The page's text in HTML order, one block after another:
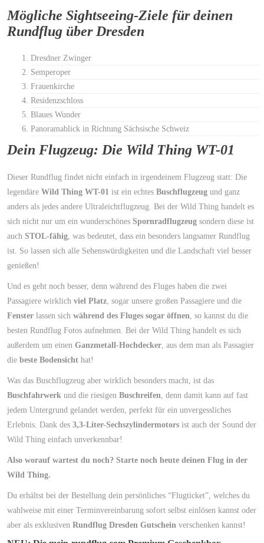
Mögliche Sightseeing-Ziele für deinen
Rundflug über Dresden
Dresdner Zwinger
Semperoper
Frauenkirche
Residenzschloss
Blaues Wunder
Panoramablick in Richtung Sächsische Schweiz
Dein Flugzeug: Die Wild Thing WT-01
Dieser Rundflug findet nicht einfach in irgendeinem Flugzeug statt:Die
legendäreWild Thing WT-01 ist ein echtesBuschflugzeug und ganz
anders als jedes andere Ultraleichtflugzeug. Bei der Wild Thing handelt es
sich nicht nur um ein wunderschönesSpornradflugzeug sondern diese ist
auchSTOL-fähig, was bedeutet, dass ein besonders langsamer Rundflug
ist. So lassen sich alle Sehenswürdigkeiten und die Landschaft viel besser
genießen!
Und es geht noch besser, denn während des Fluges haben die zwei
Passagiere wirklichviel Platz, sogar unsere großen Passagiere und die
Fenster lassen sichwährend des Fluges sogar öffnen, so kannst du die
besten Rundflug Fotos aufnehmen. Bei der Wild Thing handelt es sich
außerdem um einenGanzmetall-Hochdecker, aus dem man als Passagier
diebeste Bodensicht hat!
Was das Buschflugzeug aber wirklich besonders macht, ist das
Buschfahrwerkund die riesigen Buschreifen, denn damit kann auf fast
jedem Untergrund gelandet werden, perfekt für ein unvergessliches
Erlebnis. Dank des3,3-Liter-Sechszylindermotors ist auch der Sound der
Wild Thing einfach unverkennbar!
Also worauf wartest du noch? Starte noch heute deinen Flug in der
Wild Thing.
Du erhältst bei der Bestellung dein persönliches “Flugticket”, welches du
wahlweise mit einer Terminvereinbarung sofort selbst einlösen kannst oder
aber als exklusivenRundflug Dresden Gutschein verschenken kannst!